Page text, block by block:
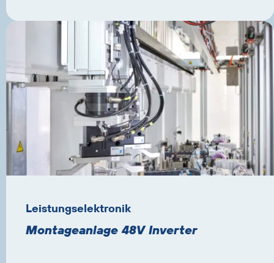
Leistungselektronik
Montageanlage 48V Inverter